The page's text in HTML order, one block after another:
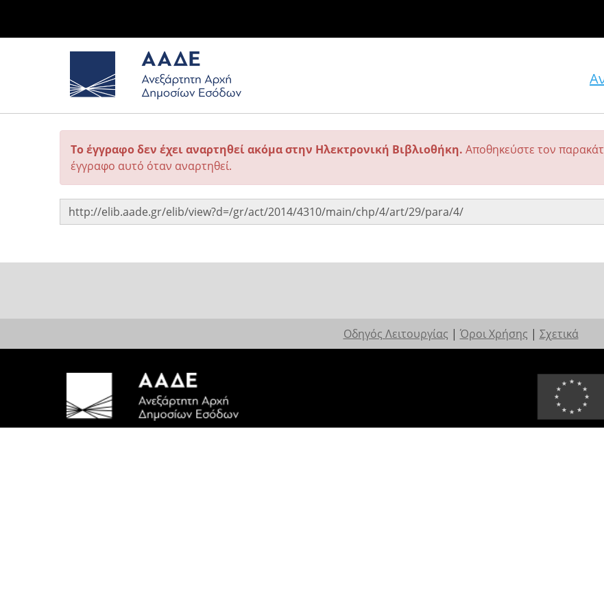
Το έγγραφο δεν έχει αναρτηθεί ακόμα στην Ηλεκτρονική Βιβλιοθήκη. Αποθηκεύστε τον
έγγραφο αυτό όταν αναρτηθεί.
Οδηγός Λειτουργίας | Όροι Χρήσης | Σχετικά